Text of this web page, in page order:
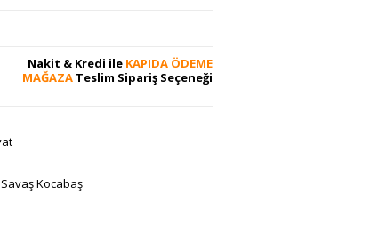
Nakit & Kredi ile KAPIDA ÖDEME
MAĞAZA Teslim Sipariş Seçeneği
Savaş Kocabaş